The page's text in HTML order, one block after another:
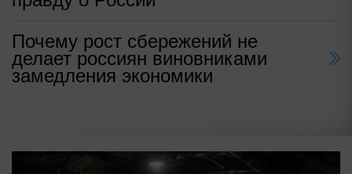
Почему рост сбережений не
делает россиян виновниками
замедления экономики